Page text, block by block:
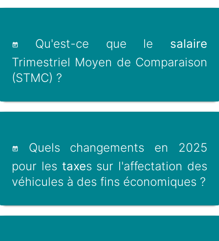
Qu'est-ce que le salaire
Trimestriel Moyen de Comparaison
(STMC) ?
Quels changements en 2025
pour les taxes sur l'affectation des
véhicules à des fins économiques ?